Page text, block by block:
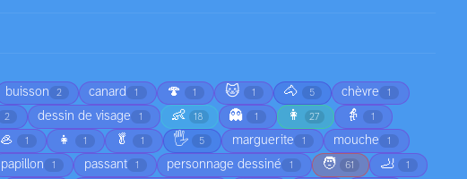
buisson 2 canard 1 🍄 1 🐱 1 🐴 5 chèvre 1
2 dessin de visage 1 👶 18 👻 1 👩 27 👵 1
🦪 1 👧 1 🥬 1 🖐️ 5 marguerite 1 mouche 1
papillon 1 passant 1 personnage dessiné 1 🧑 61 🦶 1